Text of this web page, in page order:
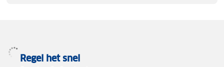
Regel het snel